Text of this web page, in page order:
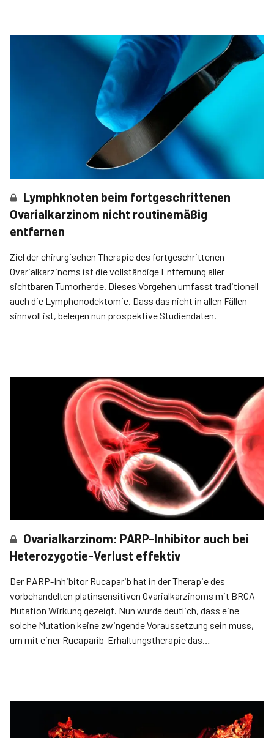
Lymphknoten beim fortgeschrittenen
Ovarialkarzinom nicht routinemäßig
entfernen
Ziel der chirurgischen Therapie des fortgeschrittenen
Ovarialkarzinoms ist die vollständige Entfernung aller
sichtbaren Tumorherde. Dieses Vorgehen umfasst traditionell
auch die Lymphonodektomie. Dass das nicht in allen Fällen
sinnvoll ist, belegen nun prospektive Studiendaten.
Ovarialkarzinom: PARP-Inhibitor auch bei
Heterozygotie-Verlust effektiv
Der PARP-Inhibitor Rucaparib hat in der Therapie des
vorbehandelten platinsensitiven Ovarialkarzinoms mit BRCA-
Mutation Wirkung gezeigt. Nun wurde deutlich, dass eine
solche Mutation keine zwingende Voraussetzung sein muss,
um mit einer Rucaparib-Erhaltungstherapie das